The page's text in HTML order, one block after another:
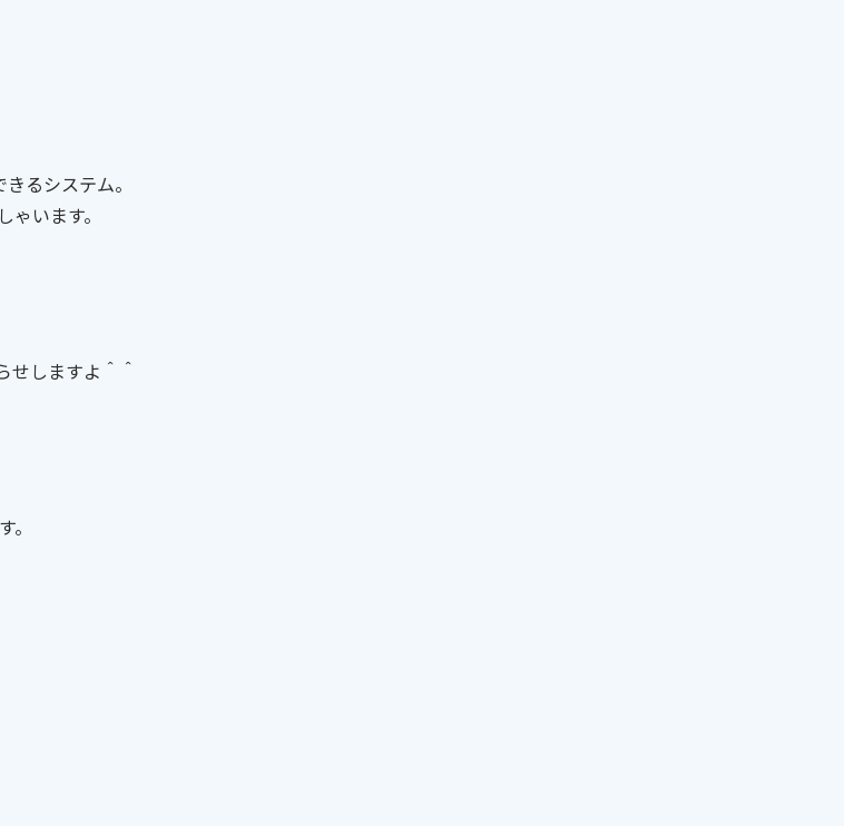
るシステム。
います。
せしますよ＾＾